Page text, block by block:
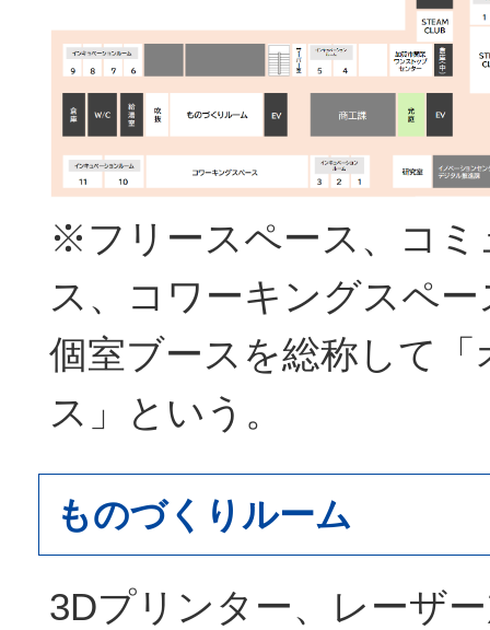
※フリースペース、コミ
ス、コワーキングスペ
個室ブースを総称して
ス」という。
ものづくりルーム
3Dプリンター、レーザ